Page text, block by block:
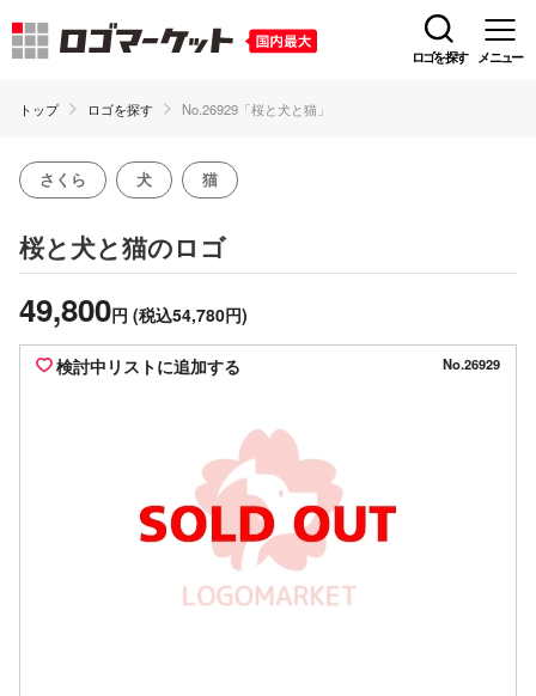
ロゴを探す メニュー
トップ ロゴを探す No.26929「桜と犬と猫」
さくら 犬 猫
桜と犬と猫のロゴ
49,800円 (税込54,780円)
検討中リストに追加する No.26929